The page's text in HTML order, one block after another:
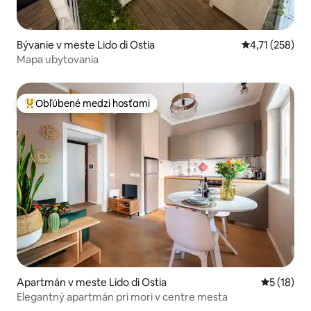
Bývanie v meste Lido di Ostia Priemerné
4,71 (258)
Mapa ubytovania
Najobľúbenejšie medzi hosťami
Obľúbené medzi hosťami
Apartmán v meste Lido di Ostia
5 (18)
Elegantný apartmán pri mori v centre mesta